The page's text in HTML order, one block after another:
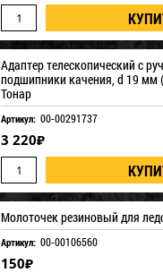
Адаптер телескопический с
подшипники качения, d 19 мм
Тонар
Артикул: 00-00291737
3 220₽
Молоточек резиновый для
Артикул: 00-00106560
150₽